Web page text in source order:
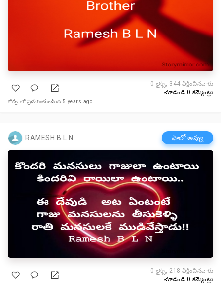
0 లైక్స్, 344 వీక్షించినవారు
చూడండి 0 కమ్మెంట్లు
కోట్స్ లో ప్రచురించబడింది 5 years ago
RAMESH B L N ఫాలో అవ్వు
0 లైక్స్, 218 వీక్షించినవారు
చూడండి 0 కమ్మెంట్లు